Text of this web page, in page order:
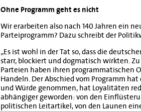
Ohne Programm geht es nicht
Wir erarbeiten also nach 140 Jahren ein
Parteiprogramm? Dazu schreibt der
„Es ist wohl in der Tat so, dass die
starr, blockiert und dogmatisch wirkten.
Parteien haben ihren programmatischen
Handeln. Der Abschied vom Programm
und Würde genommen, hat Loyalitäten
abhängiger geworden: von den
politischen Leitartikel, von den Launen